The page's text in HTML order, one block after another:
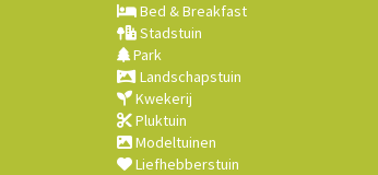
Bed & Breakfast
Stadstuin
Park
Landschapstuin
Kwekerij
Pluktuin
Modeltuinen
Liefhebberstuin